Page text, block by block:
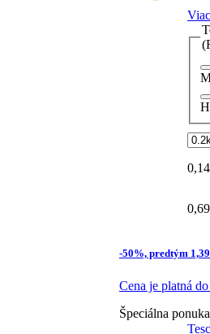
-50%, predtým
Cena je platná
Špeciálna ponuka